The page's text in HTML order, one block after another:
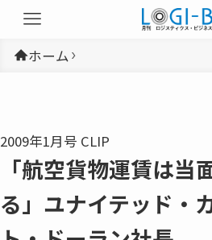
ホーム
2009年1月号 CLIP
「航空貨物運賃は当
る」ユナイテッド